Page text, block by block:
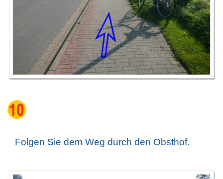
Folgen Sie dem Weg durch den Obsthof.